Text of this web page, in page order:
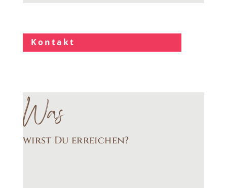
Kontakt
Was
wirst Du erreichen?